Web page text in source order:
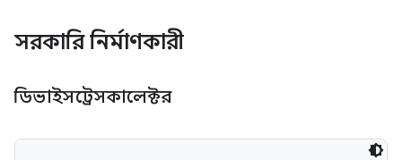
সরকারি নির্মাণকারী
ডিভাইসট্রেসকালেক্টর